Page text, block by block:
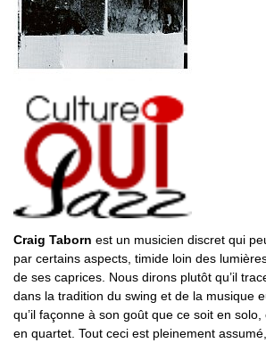
Craig Taborn est un musicien discret qui
par certains aspects, timide loin des
de ses caprices. Nous dirons plutôt qu’il
dans la tradition du swing et de la musique
qu’il façonne à son goût que ce soit en
en quartet. Tout ceci est pleinement